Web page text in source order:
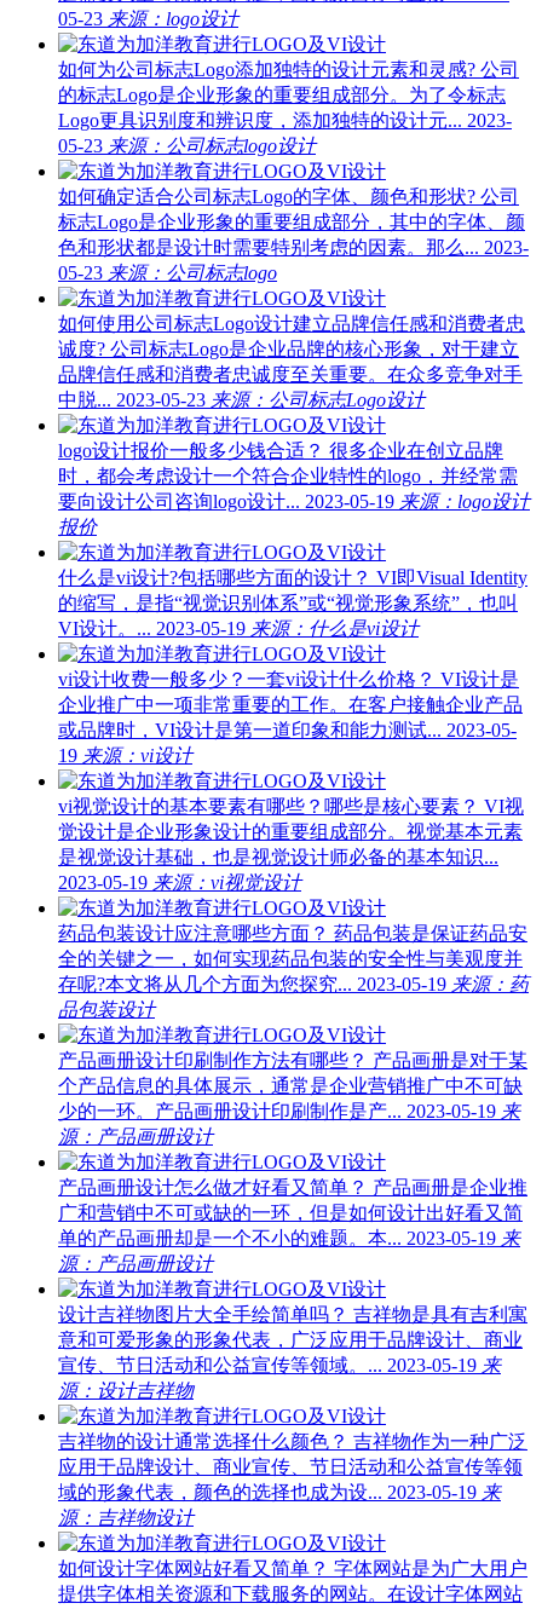
05-23 来源：logo设计
如何为公司标志Logo添加独特的设计元素和灵感? 公司
的标志Logo是企业形象的重要组成部分。为了令标志
Logo更具识别度和辨识度，添加独特的设计元... 2023-
05-23 来源：公司标志logo设计
如何确定适合公司标志Logo的字体、颜色和形状? 公司
标志Logo是企业形象的重要组成部分，其中的字体、颜
色和形状都是设计时需要特别考虑的因素。那么... 2023-
05-23 来源：公司标志logo
如何使用公司标志Logo设计建立品牌信任感和消费者忠
诚度? 公司标志Logo是企业品牌的核心形象，对于建立
品牌信任感和消费者忠诚度至关重要。在众多竞争对手
中脱... 2023-05-23 来源：公司标志Logo设计
logo设计报价一般多少钱合适？ 很多企业在创立品牌
时，都会考虑设计一个符合企业特性的logo，并经常需
要向设计公司咨询logo设计... 2023-05-19 来源：logo设计
报价
什么是vi设计?包括哪些方面的设计？ VI即Visual Identity
的缩写，是指“视觉识别体系”或“视觉形象系统”，也叫
VI设计。... 2023-05-19 来源：什么是vi设计
vi设计收费一般多少？一套vi设计什么价格？ VI设计是
企业推广中一项非常重要的工作。在客户接触企业产品
或品牌时，VI设计是第一道印象和能力测试... 2023-05-
19 来源：vi设计
vi视觉设计的基本要素有哪些？哪些是核心要素？ VI视
觉设计是企业形象设计的重要组成部分。视觉基本元素
是视觉设计基础，也是视觉设计师必备的基本知识...
2023-05-19 来源：vi视觉设计
药品包装设计应注意哪些方面？ 药品包装是保证药品安
全的关键之一，如何实现药品包装的安全性与美观度并
存呢?本文将从几个方面为您探究... 2023-05-19 来源：药
品包装设计
产品画册设计印刷制作方法有哪些？ 产品画册是对于某
个产品信息的具体展示，通常是企业营销推广中不可缺
少的一环。产品画册设计印刷制作是产... 2023-05-19 来
源：产品画册设计
产品画册设计怎么做才好看又简单？ 产品画册是企业推
广和营销中不可或缺的一环，但是如何设计出好看又简
单的产品画册却是一个不小的难题。本... 2023-05-19 来
源：产品画册设计
设计吉祥物图片大全手绘简单吗？ 吉祥物是具有吉利寓
意和可爱形象的形象代表，广泛应用于品牌设计、商业
宣传、节日活动和公益宣传等领域。... 2023-05-19 来
源：设计吉祥物
吉祥物的设计通常选择什么颜色？ 吉祥物作为一种广泛
应用于品牌设计、商业宣传、节日活动和公益宣传等领
域的形象代表，颜色的选择也成为设... 2023-05-19 来
源：吉祥物设计
如何设计字体网站好看又简单？ 字体网站是为广大用户
提供字体相关资源和下载服务的网站。在设计字体网站